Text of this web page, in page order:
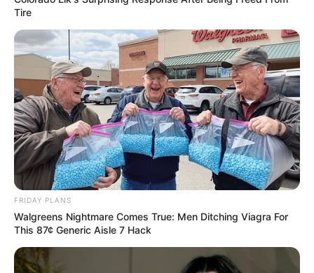
Tire
FRIDAY PLANS
Walgreens Nightmare Comes True: Men Ditching Viagra For
This 87¢ Generic Aisle 7 Hack